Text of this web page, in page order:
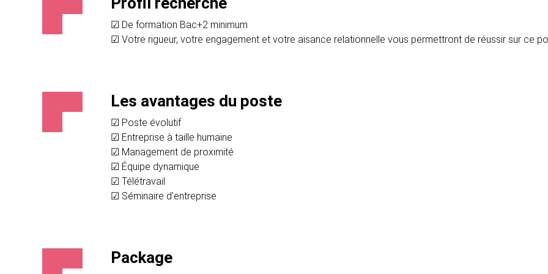
☑ De formation Bac+2 minimum
☑ Votre rigueur, votre engagement et votre aisance relationnelle vous permettront de réussir sur ce
Les avantages du poste
☑ Poste évolutif
☑ Entreprise à taille humaine
☑ Management de proximité
☑ Équipe dynamique
☑ Télétravail
☑ Séminaire d’entreprise
Package